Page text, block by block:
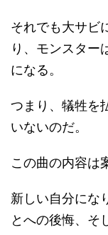
それでも大サビ
り、モンスター
になる。
つまり、犠牲を
いないのだ。
この曲の内容は
新しい自分にな
とへの後悔、そ